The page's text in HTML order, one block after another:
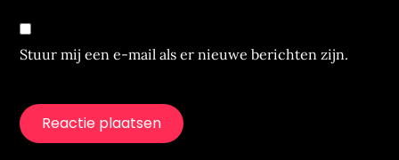
Stuur mij een e-mail als er nieuwe berichten zijn.